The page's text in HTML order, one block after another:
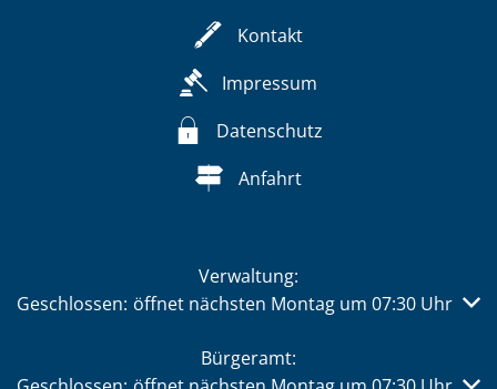
Kontakt
Impressum
Datenschutz
Anfahrt
Verwaltung:
Klicken, um weitere Öffnungs- oder Schließzeiten
Geschlossen: öffnet nächsten Montag um 07:30 Uhr
Bürgeramt: